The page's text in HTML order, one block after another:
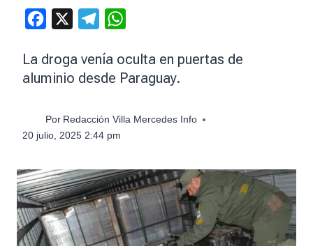
Facebook Telegram
La droga venía oculta en puertas de
aluminio desde Paraguay.
Por Redacción Villa Mercedes Info
20 julio, 2025 2:44 pm